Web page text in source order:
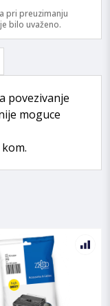
pri preuzimanju
bilo uvaženo.
povezivanje
moguce